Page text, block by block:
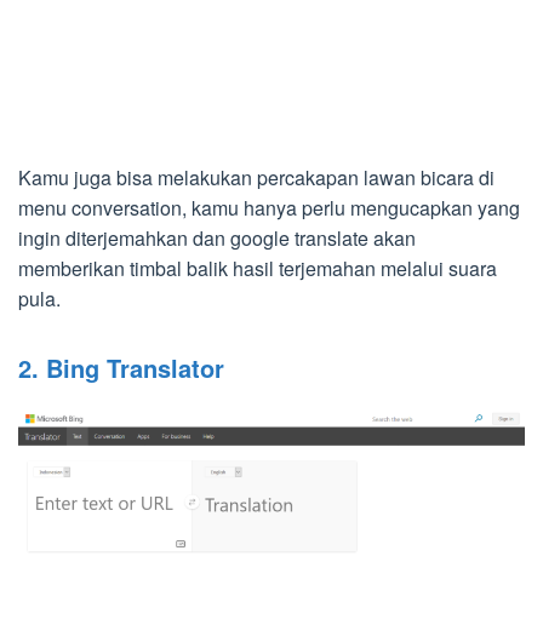
Kamu juga bisa melakukan percakapan lawan bicara di
menu conversation, kamu hanya perlu mengucapkan yang
ingin diterjemahkan dan google translate akan
memberikan timbal balik hasil terjemahan melalui suara
pula.
2. Bing Translator